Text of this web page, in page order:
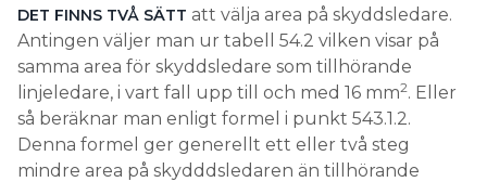
DET FINNS TVÅ SÄTT att välja area på skyddsledare.
Antingen väljer man ur tabell 54.2 vilken visar på
samma area för skyddsledare som tillhörande
linjeledare, i vart fall upp till och med 16 mm2. Eller
så beräknar man enligt formel i punkt 543.1.2.
Denna formel ger generellt ett eller två steg
mindre area på skydddsledaren än tillhörande